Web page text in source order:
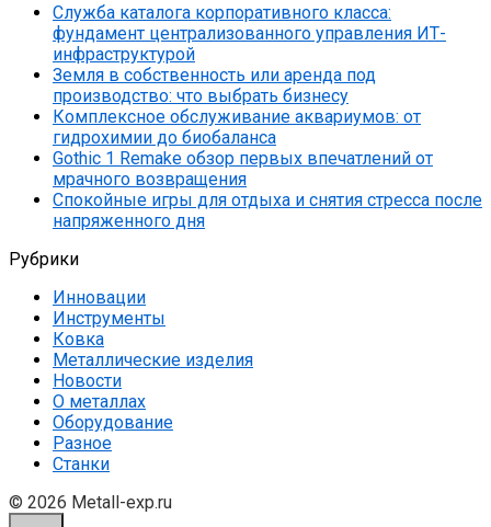
Служба каталога корпоративного класса:
фундамент централизованного управления ИТ-
инфраструктурой
Земля в собственность или аренда под
производство: что выбрать бизнесу
Комплексное обслуживание аквариумов: от
гидрохимии до биобаланса
Gothic 1 Remake обзор первых впечатлений от
мрачного возвращения
Спокойные игры для отдыха и снятия стресса после
напряженного дня
Рубрики
Инновации
Инструменты
Ковка
Металлические изделия
Новости
О металлах
Оборудование
Разное
Станки
© 2026 Metall-exp.ru